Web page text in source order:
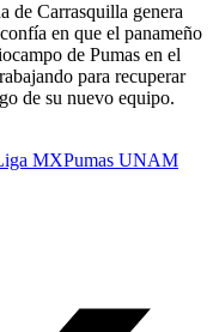
de Carrasquilla genera
en que el panameño
de Pumas en el
para recuperar
de su nuevo equipo.
MXPumas UNAM